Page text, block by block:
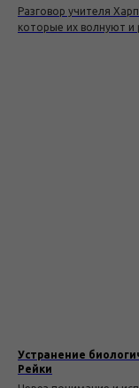
Разговор учителя
которые их волнуют и
Устранение
Рейки